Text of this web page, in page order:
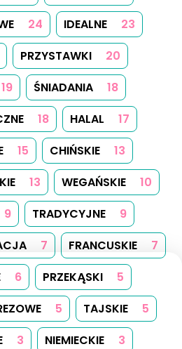
24 IDEALNE
23
PRZYSTAWKI
20
19 ŚNIADANIA
18
18 HALAL
17
15 CHIŃSKIE
13
13 WEGAŃSKIE
10
9 TRADYCYJNE
9
7 FRANCUSKIE
7
6 PRZEKĄSKI
5
5 TAJSKIE
5
3 NIEMIECKIE
3